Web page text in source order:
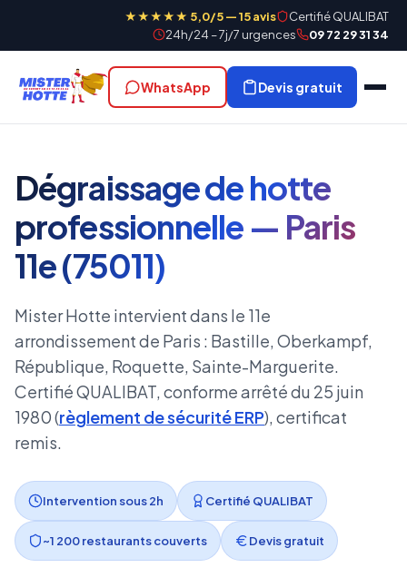
★★★★★ 5,0/5 — 15 avis
Certifié QUALIBAT
24h/24 – 7j/7 urgences
09 72 29 31 34
WhatsApp Devis gratuit
Dégraissage de hotte
professionnelle — Paris
11e (75011)
Mister Hotte intervient dans le 11e
arrondissement de Paris : Bastille, Oberkampf,
République, Roquette, Sainte-Marguerite.
Certifié QUALIBAT, conforme arrêté du 25 juin
1980 (règlement de sécurité ERP), certificat
remis.
Intervention sous 2h Certifié QUALIBAT
~1 200 restaurants couverts Devis gratuit